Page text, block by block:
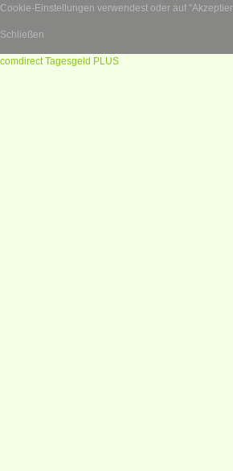
Cookie-Einstellungen verwendest oder auf
Schließen
comdirect Tagesgeld PLUS